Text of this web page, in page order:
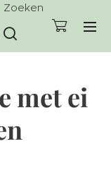
Zoeken
met ei